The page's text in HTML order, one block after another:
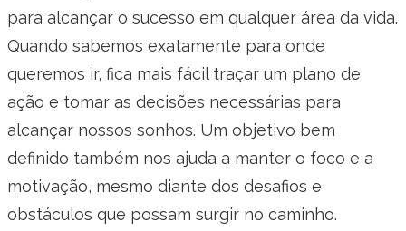
para alcançar o sucesso em qualquer área da vida.
Quando sabemos exatamente para onde
queremos ir, fica mais fácil traçar um plano de
ação e tomar as decisões necessárias para
alcançar nossos sonhos. Um objetivo bem
definido também nos ajuda a manter o foco e a
motivação, mesmo diante dos desafios e
obstáculos que possam surgir no caminho.